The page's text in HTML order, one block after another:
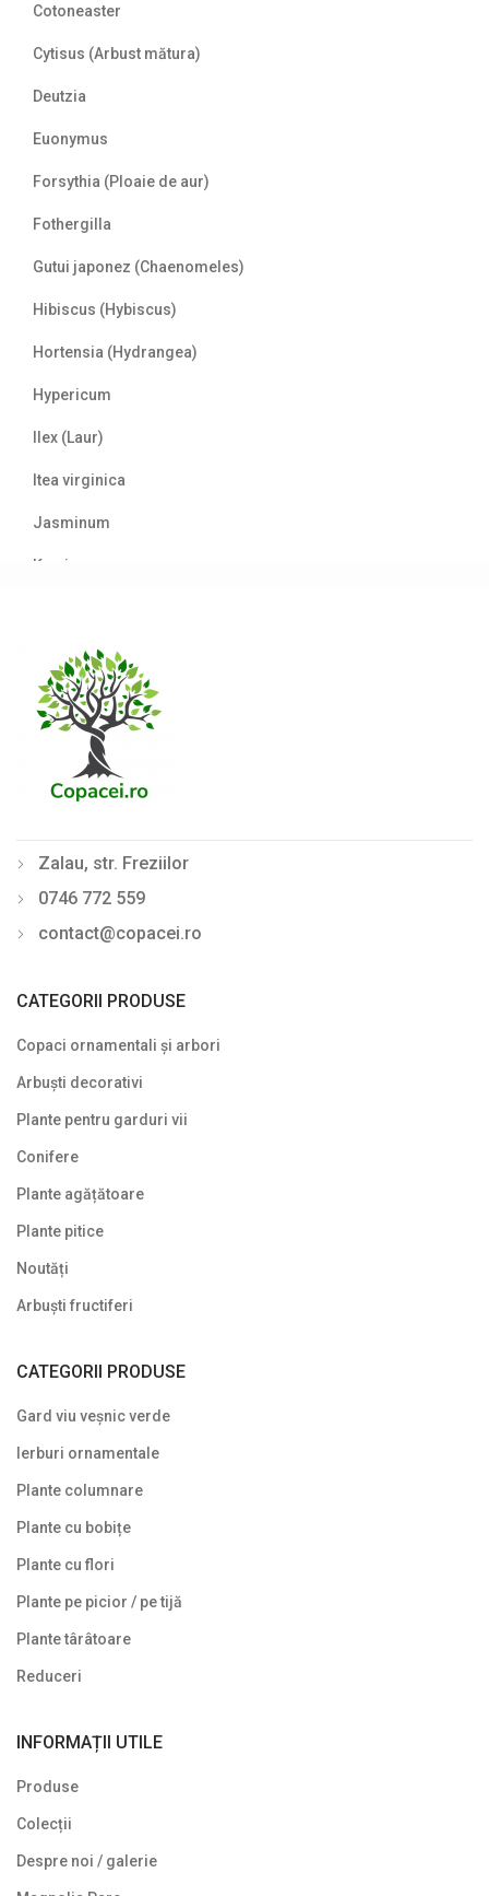
Cotoneaster
Cytisus (Arbust mătura)
Deutzia
Euonymus
Forsythia (Ploaie de aur)
Fothergilla
Gutui japonez (Chaenomeles)
Hibiscus (Hybiscus)
Hortensia (Hydrangea)
Hypericum
Ilex (Laur)
Itea virginica
Jasminum
Kerria
Lemn câinesc (Ligustrum)
Liliac de vară (Buddleja davidii)
Mahonia
Philadelphus (Lămâiță)
Physocarpus
Pyracantha
Sălcioară (Elaeagnus)
Spiraea (Cununiță)
Symphoricarpos
Syringa (Liliac)
Tamarix
Yucca
Arbuști fructiferi
Conifere
Ghivece de piatra
Ierburi ornamentale
Zalau, str. Freziilor
0746 772 559
contact@copacei.ro
CATEGORII PRODUSE
Copaci ornamentali și arbori
Arbuști decorativi
Plante pentru garduri vii
Conifere
Plante agățătoare
Plante pitice
Noutăți
Arbuști fructiferi
CATEGORII PRODUSE
Gard viu veșnic verde
Ierburi ornamentale
Plante columnare
Plante cu bobițe
Plante cu flori
Plante pe picior / pe tijă
Plante târâtoare
Reduceri
INFORMAȚII UTILE
Produse
Colecții
Despre noi / galerie